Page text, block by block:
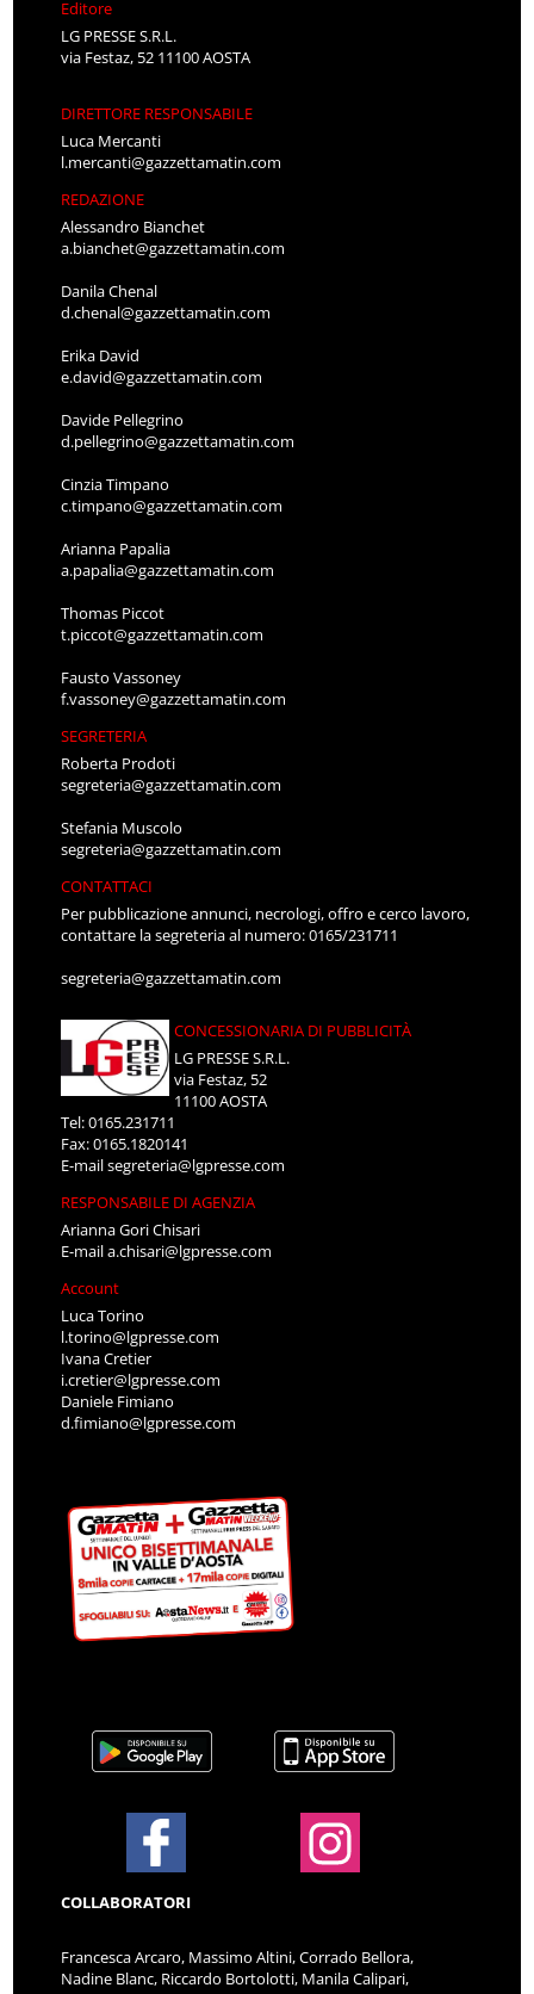
Editore
LG PRESSE S.R.L.
via Festaz, 52 11100 AOSTA
DIRETTORE RESPONSABILE
Luca Mercanti
l.mercanti@gazzettamatin.com
REDAZIONE
Alessandro Bianchet
a.bianchet@gazzettamatin.com
Danila Chenal
d.chenal@gazzettamatin.com
Erika David
e.david@gazzettamatin.com
Davide Pellegrino
d.pellegrino@gazzettamatin.com
Cinzia Timpano
c.timpano@gazzettamatin.com
Arianna Papalia
a.papalia@gazzettamatin.com
Thomas Piccot
t.piccot@gazzettamatin.com
Fausto Vassoney
f.vassoney@gazzettamatin.com
SEGRETERIA
Roberta Prodoti
segreteria@gazzettamatin.com
Stefania Muscolo
segreteria@gazzettamatin.com
CONTATTACI
Per pubblicazione annunci, necrologi, offro e cerco lavoro,
contattare la segreteria al numero: 0165/231711
segreteria@gazzettamatin.com
CONCESSIONARIA DI PUBBLICITÀ
LG PRESSE S.R.L.
via Festaz, 52
11100 AOSTA
Tel: 0165.231711
Fax: 0165.1820141
E-mailsegreteria@lgpresse.com
RESPONSABILE DI AGENZIA
Arianna Gori Chisari
E-maila.chisari@lgpresse.com
Account
Luca Torino
l.torino@lgpresse.com
Ivana Cretier
i.cretier@lgpresse.com
Daniele Fimiano
d.fimiano@lgpresse.com
COLLABORATORI
Francesca Arcaro, Massimo Altini, Corrado Bellora,
Nadine Blanc, Riccardo Bortolotti, Manila Calipari,